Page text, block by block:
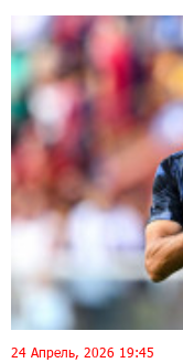
24 Апрель, 2026 19:45